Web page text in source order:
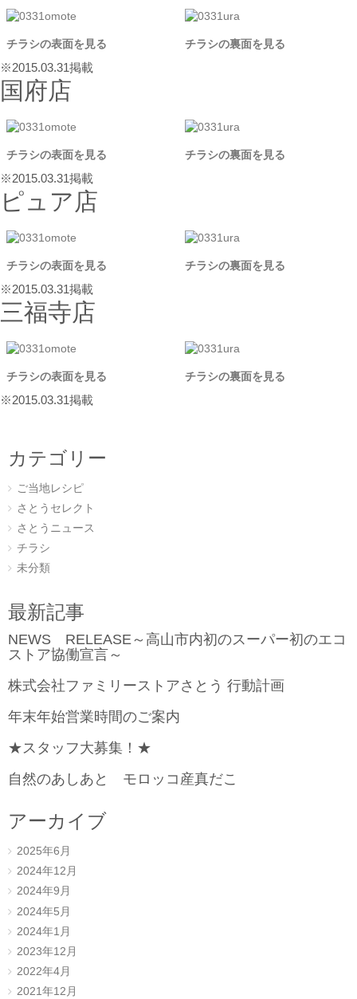
チラシの表面を見る チラシの裏面を見る
※2015.03.31掲載
国府店
チラシの表面を見る チラシの裏面を見る
※2015.03.31掲載
ピュア店
チラシの表面を見る チラシの裏面を見る
※2015.03.31掲載
三福寺店
チラシの表面を見る チラシの裏面を見る
※2015.03.31掲載
カテゴリー
ご当地レシピ
さとうセレクト
さとうニュース
チラシ
未分類
最新記事
NEWS RELEASE～高山市内初のスーパー初のエコ
ストア協働宣言～
株式会社ファミリーストアさとう 行動計画
年末年始営業時間のご案内
★スタッフ大募集！★
自然のあしあと モロッコ産真だこ
アーカイブ
2025年6月
2024年12月
2024年9月
2024年5月
2024年1月
2023年12月
2022年4月
2021年12月